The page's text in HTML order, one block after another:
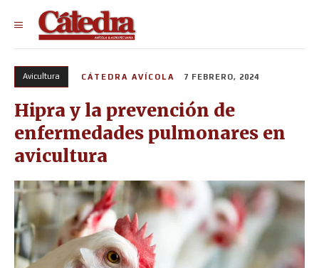
Avicultura CÁTEDRA AVÍCOLA 7 FEBRERO, 2024
Hipra y la prevención de
enfermedades pulmonares en
avicultura